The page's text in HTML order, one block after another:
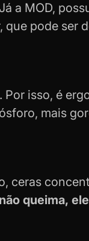
a MOD,
pode ser
isso, é
mais
ceras
queima,